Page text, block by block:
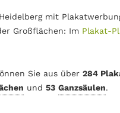
mit
Großflächen: Im Plakat-
Sie aus über 284
und 53 Ganzsäulen.